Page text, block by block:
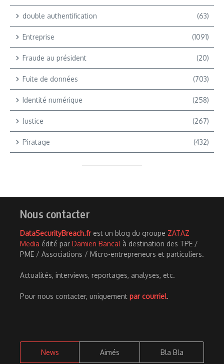
double authentification (63)
Entreprise (1091)
Fraude au président (20)
Fuite de données (703)
Identité numérique (258)
Justice (267)
Piratage (432)
Nous contacter
DataSecurityBreach.frest un blog du groupe ZATAZ
Media édité par Damien Bancal à destination des TPE /
PME / Associations / Micro-entrepreneurs et particuliers.
Actualités, interviews, reportages, analyses, etc.
Pour nous contacter, uniquement par courriel.
News Aimés Bla Bla